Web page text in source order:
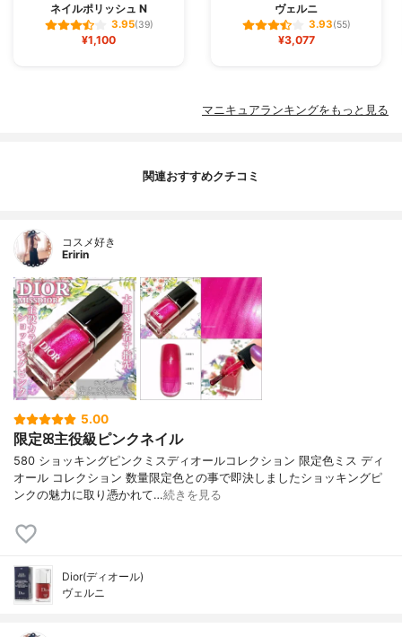
ネイルポリッシュ N
3.95(39)
¥1,100
ヴェルニ
3.93(55)
¥3,077
マニキュアランキングをもっと見る
関連おすすめクチコミ
コスメ好き
Eririn
5.00
限定ꕤ主役級ピンクネイル
580 ショッキングピンクミスディオールコレクション 限定色ミス ディ
オール コレクション 数量限定色との事で即決しましたショッキングピ
ンクの魅力に取り憑かれて…続きを見る
Dior(ディオール)
ヴェルニ